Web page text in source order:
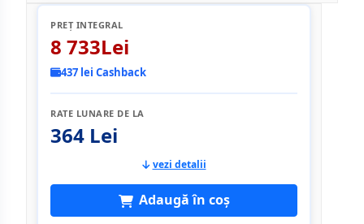
PREȚ INTEGRAL
8 733Lei
437 lei Cashback
RATE LUNARE DE LA
364 Lei
vezi detalii
Adaugă în coș